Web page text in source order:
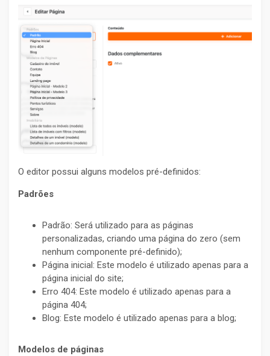
O editor possui alguns modelos pré-definidos:
Padrões
Padrão: Será utilizado para as páginas
personalizadas, criando uma página do zero (sem
nenhum componente pré-definido);
Página inicial: Este modelo é utilizado apenas para a
página inicial do site;
Erro 404: Este modelo é utilizado apenas para a
página 404;
Blog: Este modelo é utilizado apenas para a blog;
Modelos de páginas